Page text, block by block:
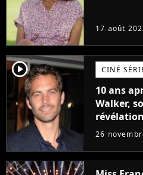
17 août
player2 CINÉ
10 ans
Walker,
réaction
26